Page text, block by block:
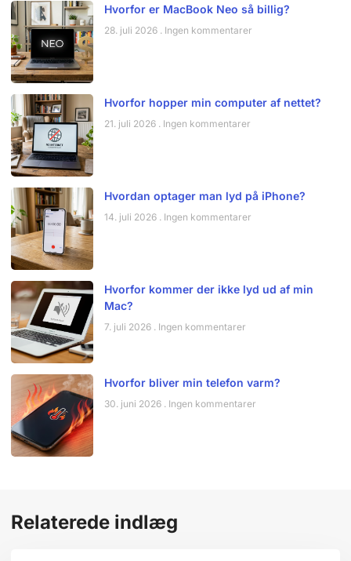
Hvorfor er MacBook Neo så billig?
28. juli 2026 Ingen kommentarer
Hvorfor hopper min computer af nettet?
21. juli 2026 Ingen kommentarer
Hvordan optager man lyd på iPhone?
14. juli 2026 Ingen kommentarer
Hvorfor kommer der ikke lyd ud af min
Mac?
7. juli 2026 Ingen kommentarer
Hvorfor bliver min telefon varm?
30. juni 2026 Ingen kommentarer
Relaterede indlæg